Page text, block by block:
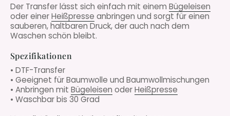
Der Transfer lässt sich einfach mit einem Bügeleisen
oder einerHeißpresse anbringen und sorgt für einen
sauberen, haltbaren Druck, der auch nach dem
Waschen schön bleibt.
Spezifikationen
• DTF-Transfer
• Geeignet für Baumwolle und Baumwollmischungen
• Anbringen mit Bügeleisen oderHeißpresse
• Waschbar bis 30 Grad